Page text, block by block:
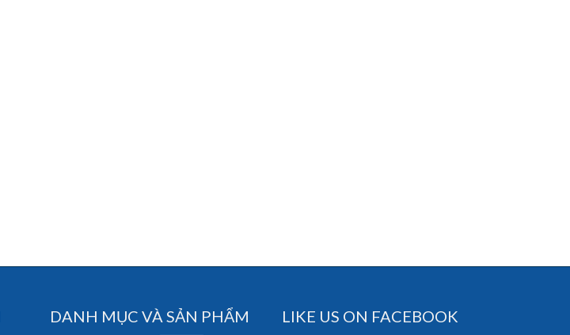
DANH MỤC VÀ SẢN PHẨM LIKE US ON FACEBOOK